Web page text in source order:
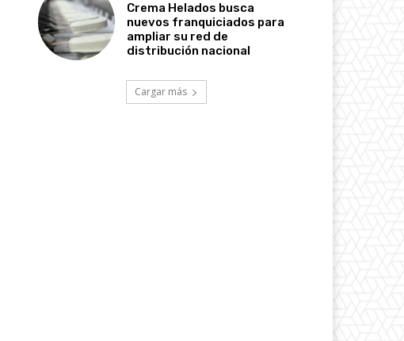
Crema Helados busca
nuevos franquiciados para
ampliar su red de
distribución nacional
Cargar más